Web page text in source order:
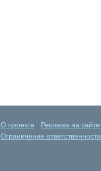
О проекте Реклама на сайте
Ограничение ответственности